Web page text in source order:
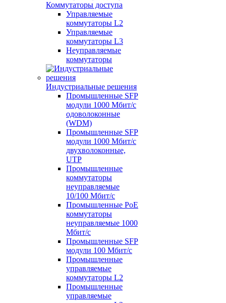
Коммутаторы доступа
Управляемые
коммутаторы L2
Управляемые
коммутаторы L3
Неуправляемые
коммутаторы
Индустриальные решения
Промышленные SFP
модули 1000 Мбит/c
одоволоконные
(WDM)
Промышленные SFP
модули 1000 Мбит/c
двухволоконные,
UTP
Промышленные
коммутаторы
неуправляемые
10/100 Мбит/с
Промышленные PoE
коммутаторы
неуправляемые 1000
Мбит/с
Промышленные SFP
модули 100 Мбит/c
Промышленные
управляемые
коммутаторы L2
Промышленные
управляемые